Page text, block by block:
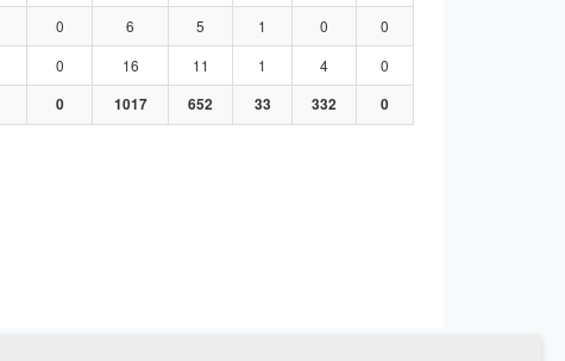
0 6 5 1 0
0
0 16 11 1 4
0
0 1017 652 33 332 0